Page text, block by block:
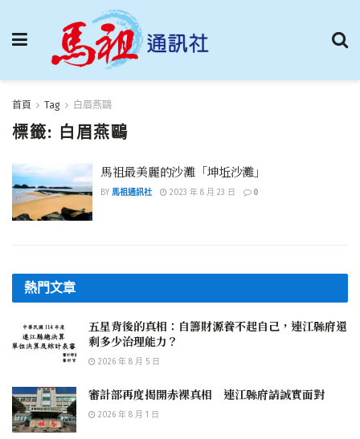
首頁 Tag 白眉燕鷗
標籤: 白眉燕鷗
馬祖最美麗的沙灘「坤坵沙灘」
BY 馬祖通訊社 2023 年 8 月 23 日 0
熱門文章
五星背後的真相：自籌財源養不起自己，連江縣府還
剩多少治理能力？
2026 年 8 月 5 日
審計部再度揭開赤裸真相 連江縣府請誠實面對
2026 年 8 月 1 日